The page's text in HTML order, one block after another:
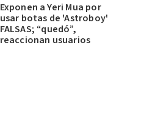
Exponen a Yeri Mua por
usar botas de 'Astroboy'
FALSAS; “quedó”,
reaccionan usuarios